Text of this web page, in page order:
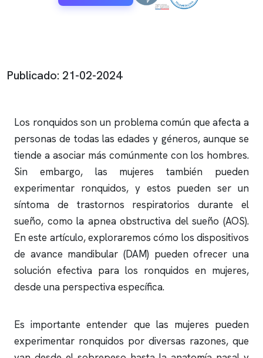
Publicado: 21-02-2024
Los ronquidos son un problema común que afecta a
personas de todas las edades y géneros, aunque se
tiende a asociar más comúnmente con los hombres.
Sin embargo, las mujeres también pueden
experimentar ronquidos, y estos pueden ser un
síntoma de trastornos respiratorios durante el
sueño, como la apnea obstructiva del sueño (AOS).
En este artículo, exploraremos cómo los dispositivos
de avance mandibular (DAM) pueden ofrecer una
solución efectiva para los ronquidos en mujeres,
desde una perspectiva específica.
Es importante entender que las mujeres pueden
experimentar ronquidos por diversas razones, que